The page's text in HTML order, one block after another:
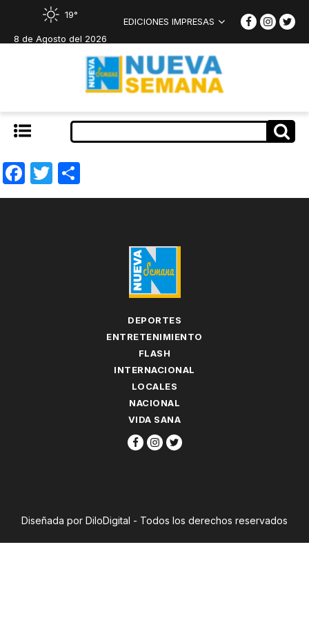
19°
8 de Agosto del 2026
EDICIONES IMPRESAS
Facebook
Twitter
DEPORTES
ENTRETENIMIENTO
FLASH
INTERNACIONAL
LOCALES
NACIONAL
VIDA SANA
Diseñada por DiloDigital - Todos los derechos reservados